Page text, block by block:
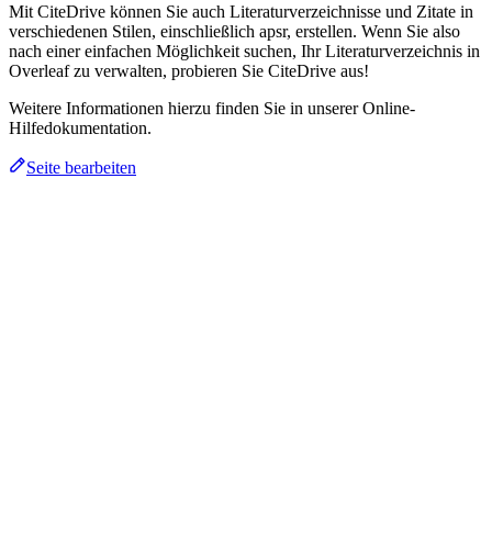
Mit CiteDrive können Sie auch Literaturverzeichnisse und Zitate in
verschiedenen Stilen, einschließlich apsr, erstellen. Wenn Sie also
nach einer einfachen Möglichkeit suchen, Ihr Literaturverzeichnis in
Overleaf zu verwalten, probieren Sie CiteDrive aus!
Weitere Informationen hierzu finden Sie in unserer Online-
Hilfedokumentation.
Seite bearbeiten